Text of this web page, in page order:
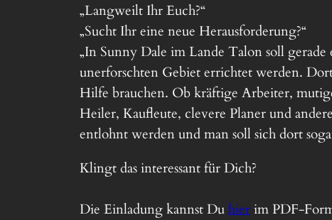
„Langweilt Ihr Euch?“
„Sucht Ihr eine neue Herausforderung?“
„In Sunny Dale im Lande Talon soll
unerforschten Gebiet errichtet werden.
Hilfe brauchen. Ob kräftige Arbeiter,
Heiler, Kaufleute, clevere Planer und
entlohnt werden und man soll sich dort
Klingt das interessant für Dich?
Die Einladung kannst Duhierim PDF-